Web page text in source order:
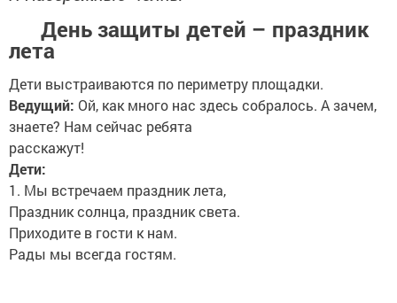
День защиты детей – праздник
лета
Дети выстраиваются по периметру площадки.
Ведущий: Ой, как много нас здесь собралось. А зачем,
знаете? Нам сейчас ребята
расскажут!
Дети:
1. Мы встречаем праздник лета,
Праздник солнца, праздник света.
Приходите в гости к нам.
Рады мы всегда гостям.